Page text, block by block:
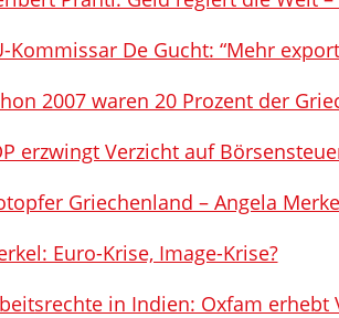
Kommissar De Gucht: “Mehr
2007 waren 20 Prozent der
erzwingt Verzicht auf
Griechenland – Angela
Euro-Krise, Image-Krise?
in Indien: Oxfam erhebt